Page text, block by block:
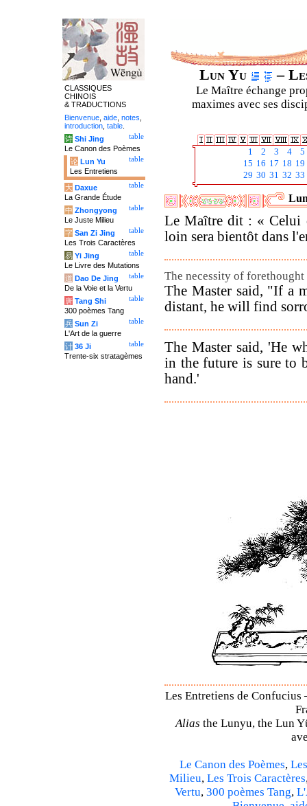
Lun Yu –
Le Maître échange
maximes avec ses
1 2 3 4
5
15 16 17 18 19
29 30 31 32 33
Le Maître dit : « Celui
loin sera bientôt dans
The necessity of
The Master said, "If a
distant, he will find
The Master said, 'He
in the future is sure to
hand.'
Les Entretiens de
Alias the Lunyu, the Lun
Le Canon des Poèmes,
Milieu, Les Trois Caractères
Vertu, 300 poèmes Tang,
CLASSIQUES
CHINOIS
& TRADUCTIONS
Bienvenue aide notes
introduction table
table
诗 Shi Jing
Le Canon des Poèmes
table
论 Lun Yu
Les Entretiens
table
大 Daxue
La Grande Étude
table
中 Zhongyong
Le Juste Milieu
table
字 San Zi Jing
Les Trois Caractères
table
易 Yi Jing
Le Livre des Mutations
table
道 Dao De Jing
De la Voie et la Vertu
table
唐 Tang Shi
300 poèmes Tang
table
兵 Sun Zi
L'Art de la guerre
table
计 36 Ji
Trente-six stratagèmes